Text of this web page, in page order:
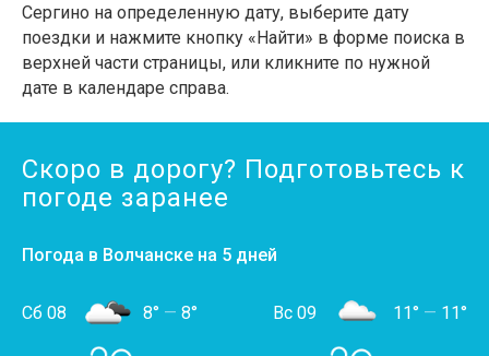
Сергино на определенную дату, выберите дату
поездки и нажмите кнопку «Найти» в форме поиска в
верхней части страницы, или кликните по нужной
дате в календаре справа.
Скоро в дорогу? Подготовьтесь к
погоде заранее
Погода в Волчанске на 5 дней
Сб 08 8° — 8° Вс 09 11° — 11°